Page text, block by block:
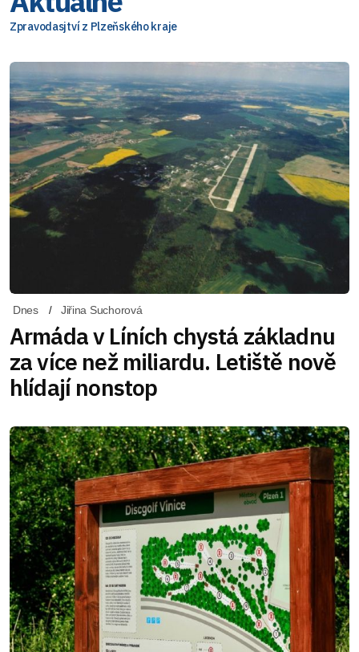
Zpravodasjtví z Plzeňského kraje
Dnes Jiřina Suchorová
Armáda v Líních chystá základnu
za více než miliardu. Letiště nově
hlídají nonstop